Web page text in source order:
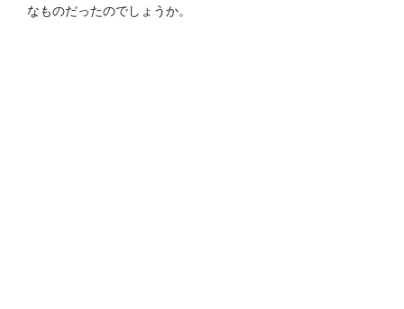
なものだったのでしょうか。